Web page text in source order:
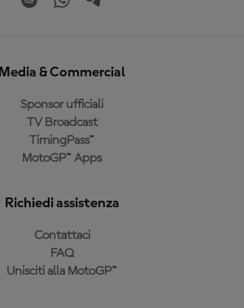
Media & Commercial
Sponsor ufficiali
TV Broadcast
TimingPass™
MotoGP™ Apps
Richiedi assistenza
Contattaci
FAQ
Unisciti alla MotoGP™